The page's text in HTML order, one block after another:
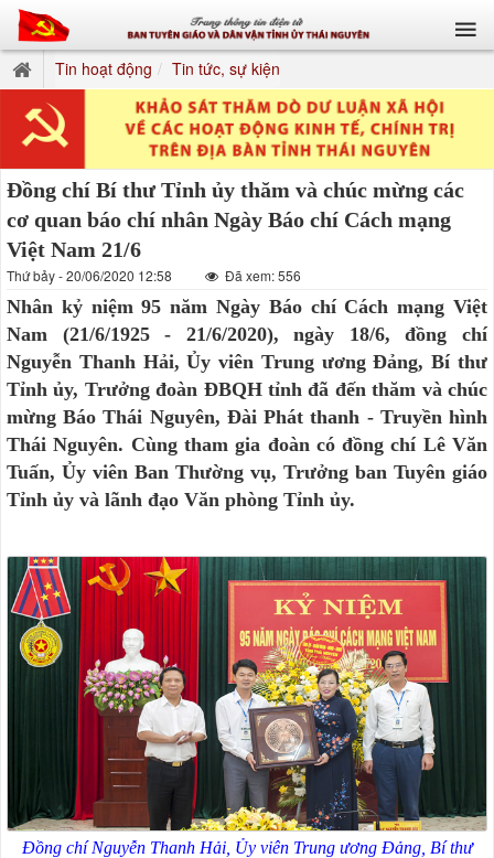
Tin hoạt động Tin tức, sự kiện
Đồng chí Bí thư Tỉnh ủy thăm và chúc mừng các
cơ quan báo chí nhân Ngày Báo chí Cách mạng
Việt Nam 21/6
Thứ bảy - 20/06/2020 12:58 Đã xem: 556
Nhân kỷ niệm 95 năm Ngày Báo chí Cách mạng Việt
Nam (21/6/1925 - 21/6/2020), ngày 18/6, đồng chí
Nguyễn Thanh Hải, Ủy viên Trung ương Đảng, Bí thư
Tỉnh ủy, Trưởng đoàn ĐBQH tỉnh đã đến thăm và chúc
mừng Báo Thái Nguyên, Đài Phát thanh - Truyền hình
Thái Nguyên. Cùng tham gia đoàn có đồng chí Lê Văn
Tuấn, Ủy viên Ban Thường vụ, Trưởng ban Tuyên giáo
Tỉnh ủy và lãnh đạo Văn phòng Tỉnh ủy.
Đồng chí Nguyễn Thanh Hải, Ủy viên Trung ương Đảng, Bí thư